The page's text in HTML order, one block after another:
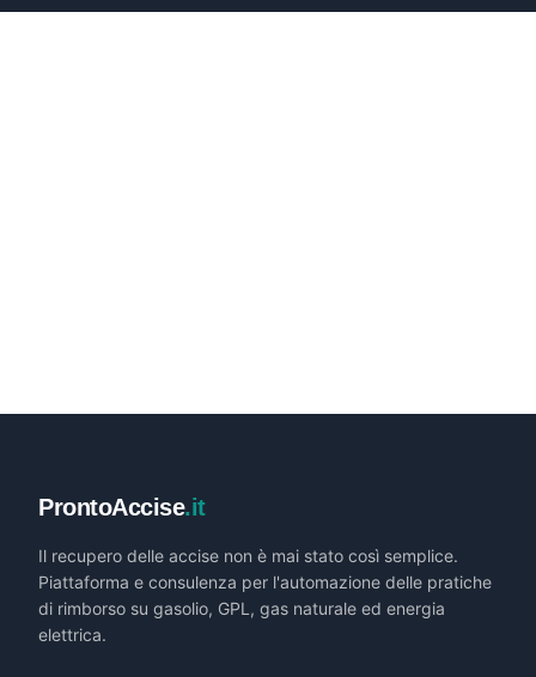
ProntoAccise.it
Il recupero delle accise non è mai stato così semplice.
Piattaforma e consulenza per l'automazione delle pratiche
di rimborso su gasolio, GPL, gas naturale ed energia
elettrica.